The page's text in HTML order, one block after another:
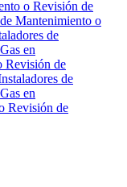
o Revisión de
Mantenimiento o
de
en
Revisión de
de
en
Revisión de